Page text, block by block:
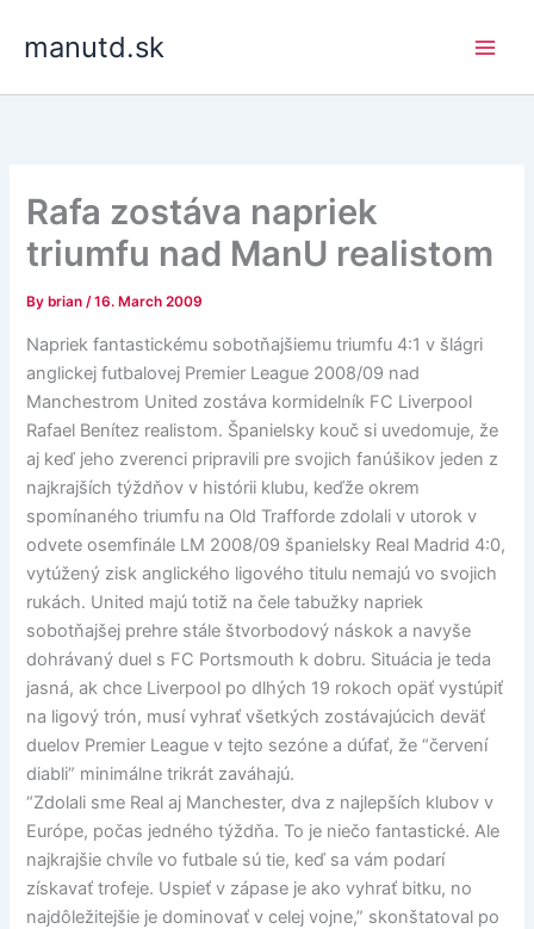
manutd.sk
Rafa zostáva napriek
triumfu nad ManU realistom
By brian/16. March 2009
Napriek fantastickému sobotňajšiemu triumfu 4:1 v šlágri
anglickej futbalovej Premier League 2008/09 nad
Manchestrom United zostáva kormidelník FC Liverpool
Rafael Benítez realistom. Španielsky kouč si uvedomuje, že
aj keď jeho zverenci pripravili pre svojich fanúšikov jeden z
najkrajších týždňov v histórii klubu, keďže okrem
spomínaného triumfu na Old Trafforde zdolali v utorok v
odvete osemfinále LM 2008/09 španielsky Real Madrid 4:0,
vytúžený zisk anglického ligového titulu nemajú vo svojich
rukách. United majú totiž na čele tabužky napriek
sobotňajšej prehre stále štvorbodový náskok a navyše
dohrávaný duel s FC Portsmouth k dobru. Situácia je teda
jasná, ak chce Liverpool po dlhých 19 rokoch opäť vystúpiť
na ligový trón, musí vyhrať všetkých zostávajúcich deväť
duelov Premier League v tejto sezóne a dúfať, že “červení
diabli” minimálne trikrát zaváhajú.
“Zdolali sme Real aj Manchester, dva z najlepších klubov v
Európe, počas jedného týždňa. To je niečo fantastické. Ale
najkrajšie chvíle vo futbale sú tie, keď sa vám podarí
získavať trofeje. Uspieť v zápase je ako vyhrať bitku, no
najdôležitejšie je dominovať v celej vojne,” skonštatoval po